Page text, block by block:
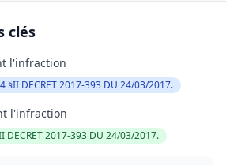
clés
l'infraction
§II DECRET 2017-393 DU 24/03/2017.
l'infraction
DECRET 2017-393 DU 24/03/2017.